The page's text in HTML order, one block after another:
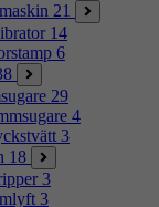
21
14
6
29
4
3
18
3
3